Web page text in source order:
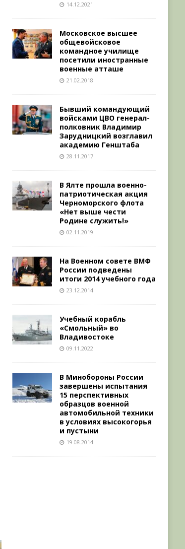
14.12.2021
Московское высшее
общевойсковое
командное училище
посетили иностранные
военные атташе
21.02.2018
Бывший командующий
войсками ЦВО генерал-
полковник Владимир
Зарудницкий возглавил
академию Генштаба
28.11.2017
В Ялте прошла военно-
патриотическая акция
Черноморского флота
«Нет выше чести
Родине служить!»
02.11.2019
На Военном совете ВМФ
России подведены
итоги 2014 учебного года
23.12.2014
Учебный корабль
«Смольный» во
Владивостоке
09.11.2022
В Минобороны России
завершены испытания
15 перспективных
образцов военной
автомобильной техники
в условиях высокогорья
и пустыни
19.08.2014